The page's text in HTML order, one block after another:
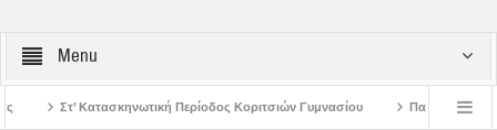
Menu
Περίοδος Κοριτσιών Γυμνασίου Παρακλήσεις πρώτης εβδομάδος